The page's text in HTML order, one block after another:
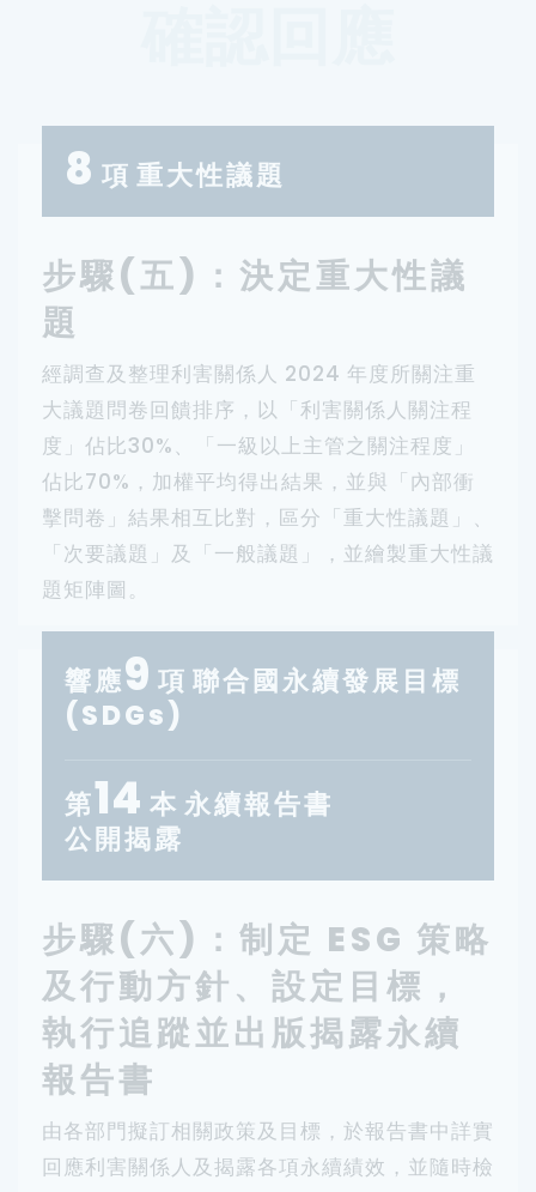
8 項 重大性議題
步驟(五)：決定重大性議
題
經調查及整理利害關係人 2024 年度所關注重
大議題問卷回饋排序，以「利害關係人關注程
度」佔比30%、「一級以上主管之關注程度」
佔比70%，加權平均得出結果，並與「內部衝
擊問卷」結果相互比對，區分「重大性議題」、
「次要議題」及「一般議題」，並繪製重大性議
題矩陣圖。
響應9 項 聯合國永續發展目標
(SDGs)
第14 本 永續報告書
公開揭露
步驟(六)：制定 ESG 策略
及行動方針、設定目標，
執行追蹤並出版揭露永續
報告書
由各部門擬訂相關政策及目標，於報告書中詳實
回應利害關係人及揭露各項永續績效，並隨時檢